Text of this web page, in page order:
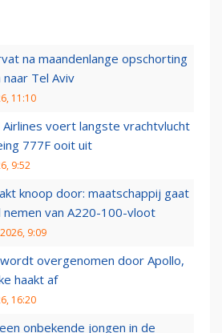
na maandenlange opschorting
naar Tel Aviv
11:10
Airlines voert langste vrachtvlucht
777F ooit uit
9:52
knoop door: maatschappij gaat
nemen van A220-100-vloot
9:09
overgenomen door Apollo,
haakt af
16:20
onbekende jongen in de